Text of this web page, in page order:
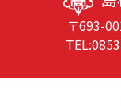
〒693-
TEL: